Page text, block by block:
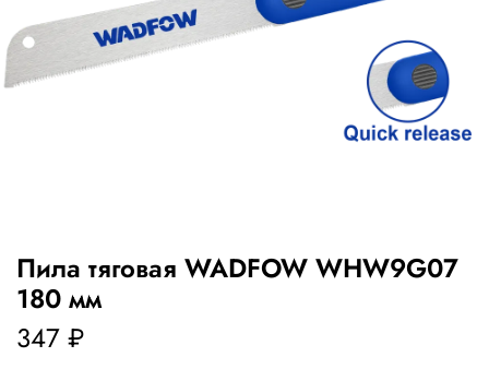
Пила тяговая WADFOW WHW9G07
180 мм
347 ₽